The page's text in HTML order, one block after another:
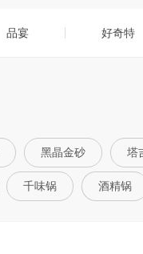
品宴 好奇特
黑晶金砂 塔
千味锅 酒精锅